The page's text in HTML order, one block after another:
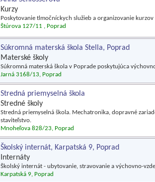
Kurzy
Poskytovanie tlmočníckych služieb a organizovanie
Štúrova 127/11 , Poprad
Súkromná materská škola Stella, Poprad
Materské školy
Súkromná materská škola v Poprade poskytujúca
Jarná 3168/13, Poprad
Stredná priemyselná škola
Stredné školy
Stredná priemyselná škola. Mechatronika, dopravné
staviteľstvo.
Mnoheľova 828/23, Poprad
Školský internát, Karpatská 9, Poprad
Internáty
Školský internát - ubytovanie, stravovanie a výchovno-
Karpatská 9, Poprad